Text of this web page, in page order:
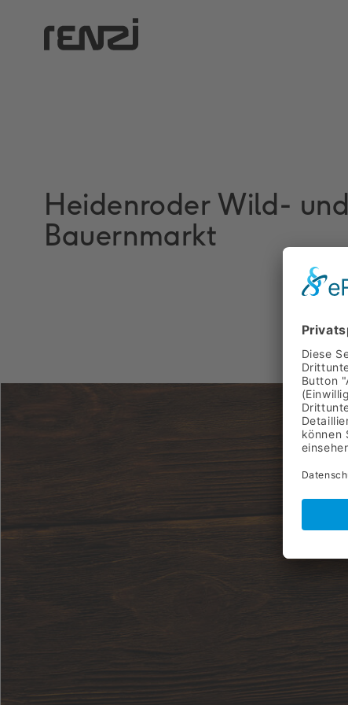
Heidenroder Wild- und
Bauernmarkt